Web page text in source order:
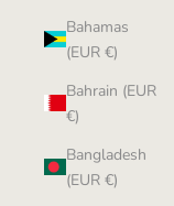
Bahamas
(EUR €)
Bahrain (EUR
€)
Bangladesh
(EUR €)